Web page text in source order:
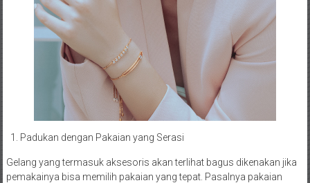
Padukan dengan Pakaian yang Serasi
Gelang yang termasuk aksesoris akan terlihat bagus dikenakan jika
pemakainya bisa memilih pakaian yang tepat. Pasalnya pakaian